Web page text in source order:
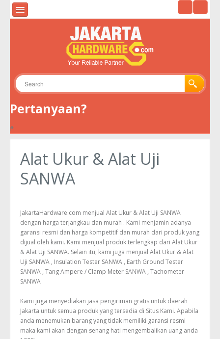
Pertanyaan?
#
ALAT UKUR & ALAT UJI
ALAT TELEKOMUNIKASI
GPS
Alat Ukur & Alat Uji
SANWA
JakartaHardware.com menjual Alat Ukur & Alat Uji SANWA
dengan harga terjangkau dan murah . Kami menjamin adanya
garansi resmi dan harga kompetitif dan murah dari produk yang
dijual oleh kami. Kami menjual produk terlengkap dari Alat Ukur
& Alat Uji SANWA. Selain itu, kami juga menjual Alat Ukur & Alat
Uji SANWA , Insulation Tester SANWA , Earth Ground Tester
SANWA , Tang Ampere / Clamp Meter SANWA , Tachometer
SANWA
Kami juga menyediakan jasa pengiriman gratis untuk daerah
Jakarta untuk semua produk yang tersedia di Situs Kami. Apabila
anda menemukan barang yang tidak memiliki garansi resmi
maka kami akan dengan senang hati mengembalikan uang anda